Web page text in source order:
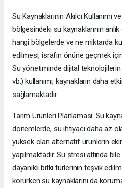
Su Kaynaklarının Akılcı Kullanımı
bölgesindeki su kaynaklarının
hangi bölgelerde ve ne miktarda
edilmesi, israfın önüne geçmek
Su yönetiminde dijital
vb.) kullanımı, kaynakların daha
sağlamaktadır.
Tarım Ürünleri Planlaması: Su
dönemlerde, su ihtiyacı daha az
yüksek olan alternatif ürünlerin
yapılmaktadır. Su stresi altında
dayanıklı bitki türlerinin teşvik
korurken su kaynaklarını da